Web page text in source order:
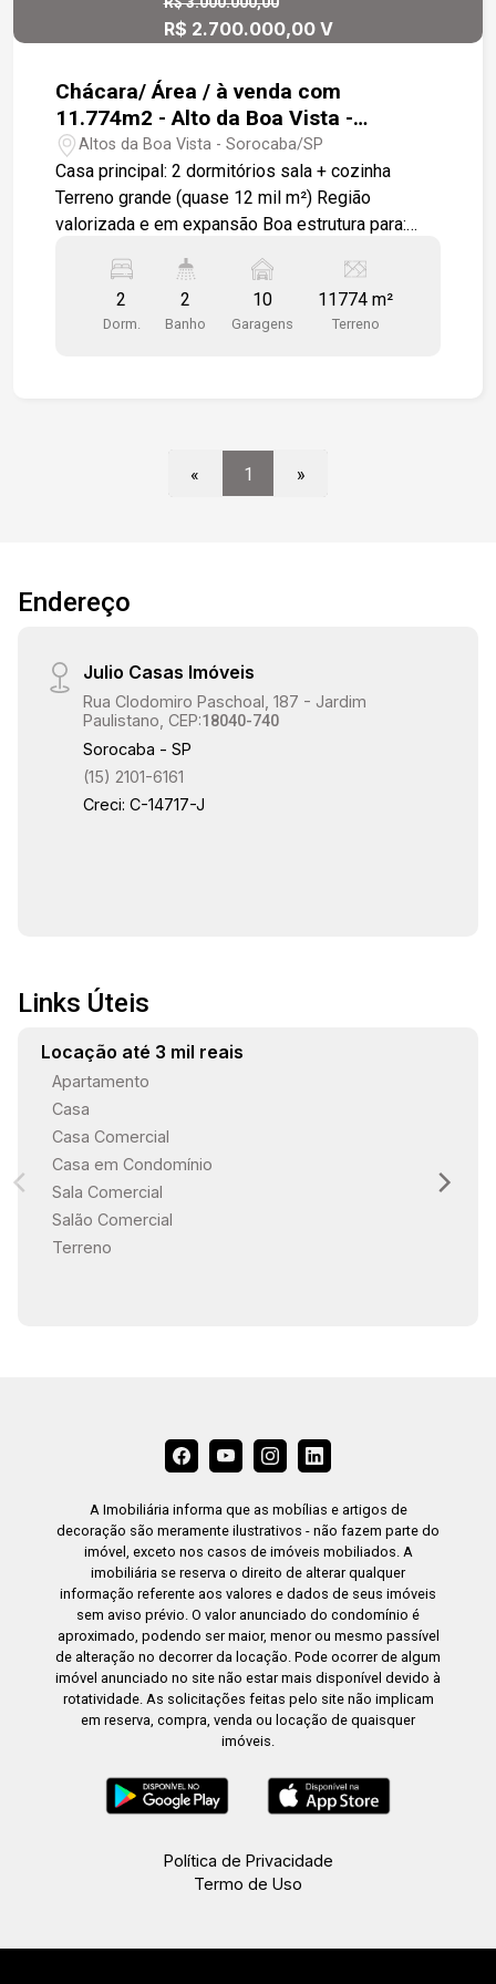
R$ 2.700.000,00 V
Chácara/ Área / à venda com
11.774m2 - Alto da Boa Vista -
Sorocaba
Altos da Boa Vista - Sorocaba/SP
Casa principal: 2 dormitórios sala + cozinha
Terreno grande (quase 12 mil m²) Região
valorizada e em expansão Boa estrutura para:
(condomínio / loteamento) Fácil acesso à cidade
Estruturas extras: casa de caseiro salão + área
gourmet com churrasqueira vestiários masculino
2
Dorm.
2
Banho
10
Garagens
11774 m²
Terreno
« 1 »
Endereço
Julio Casas Imóveis
Rua Clodomiro Paschoal, 187 - Jardim
Paulistano, CEP:18040-740
Sorocaba - SP
(15) 2101-6161
Creci: C-14717-J
Links Úteis
Locação até 3 mil reais
Apartamento
Casa
Casa Comercial
Casa em Condomínio
Sala Comercial
Salão Comercial
Terreno
A Imobiliária informa que as mobílias e artigos de
decoração são meramente ilustrativos - não fazem parte do
imóvel, exceto nos casos de imóveis mobiliados. A
imobiliária se reserva o direito de alterar qualquer
informação referente aos valores e dados de seus imóveis
sem aviso prévio. O valor anunciado do condomínio é
aproximado, podendo ser maior, menor ou mesmo passível
de alteração no decorrer da locação. Pode ocorrer de algum
imóvel anunciado no site não estar mais disponível devido à
rotatividade. As solicitações feitas pelo site não implicam
em reserva, compra, venda ou locação de quaisquer
imóveis.
Política de Privacidade
Termo de Uso